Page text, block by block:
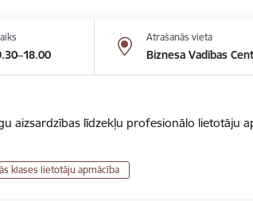
Atrašanās vieta
Biznesa Vadības
aizsardzības līdzekļu profesionālo lietotāju
klases lietotāju apmācība